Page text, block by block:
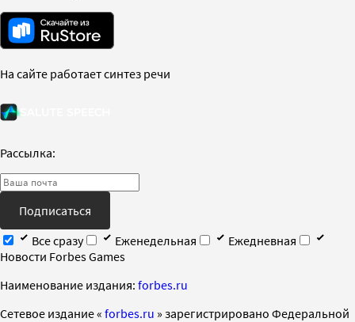
На сайте работает синтез речи
Рассылка:
Подписаться
Все сразу
Еженедельная
Ежедневная
Новости Forbes Games
Наименование издания: forbes.ru
Cетевое издание « forbes.ru » зарегистрировано Федеральной